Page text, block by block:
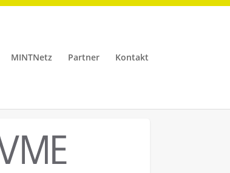
MINTNetz Partner Kontakt